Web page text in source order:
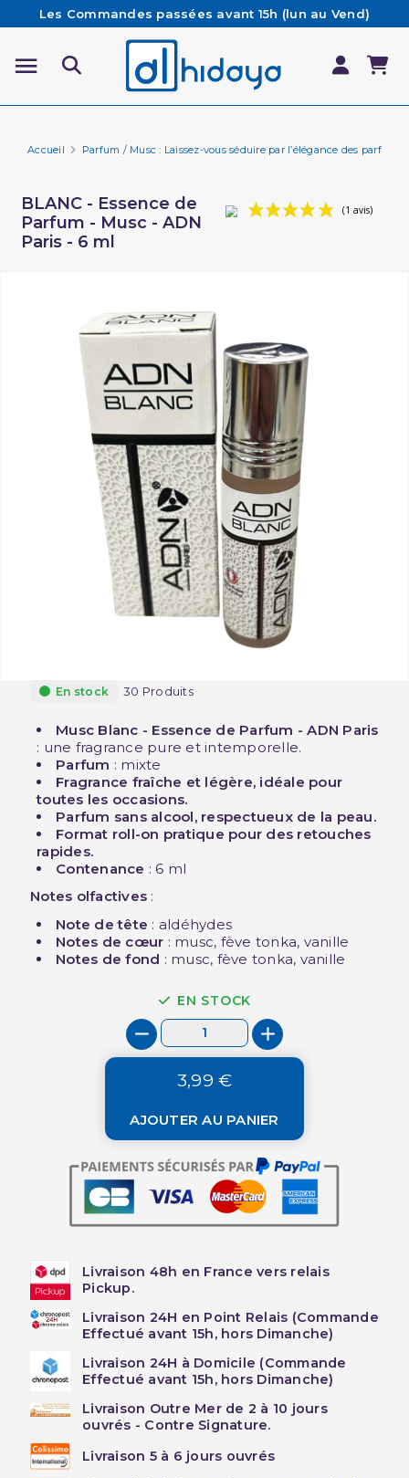
Les Commandes passées avant 15h (lun au Vend)
sont préparées et expédiées le jour même
Besoin d'aide ? Retrouvez notre FAQ
Livraison offerte à partir de 65€ d'achat*
Accueil Parfum / Musc : Laissez-vous séduire par l’élégance des parfums
BLANC - Essence de
Parfum - Musc - ADN
Paris - 6 ml
En stock 30 Produits
Musc Blanc - Essence de Parfum - ADN Paris
: une fragrance pure et intemporelle.
Parfum : mixte
Fragrance fraîche et légère, idéale pour
toutes les occasions.
Parfum sans alcool, respectueux de la peau.
Format roll-on pratique pour des retouches
rapides.
Contenance : 6 ml
Notes olfactives :
Note de tête : aldéhydes
Notes de cœur : musc, fève tonka, vanille
Notes de fond : musc, fève tonka, vanille
EN STOCK
3,99 €
AJOUTER AU PANIER
Livraison 48h en France vers relais
Pickup.
Livraison 24H en Point Relais (Commande
Effectué avant 15h, hors Dimanche)
Livraison 24H à Domicile (Commande
Effectué avant 15h, hors Dimanche)
Livraison Outre Mer de 2 à 10 jours
ouvrés - Contre Signature.
Livraison 5 à 6 jours ouvrés